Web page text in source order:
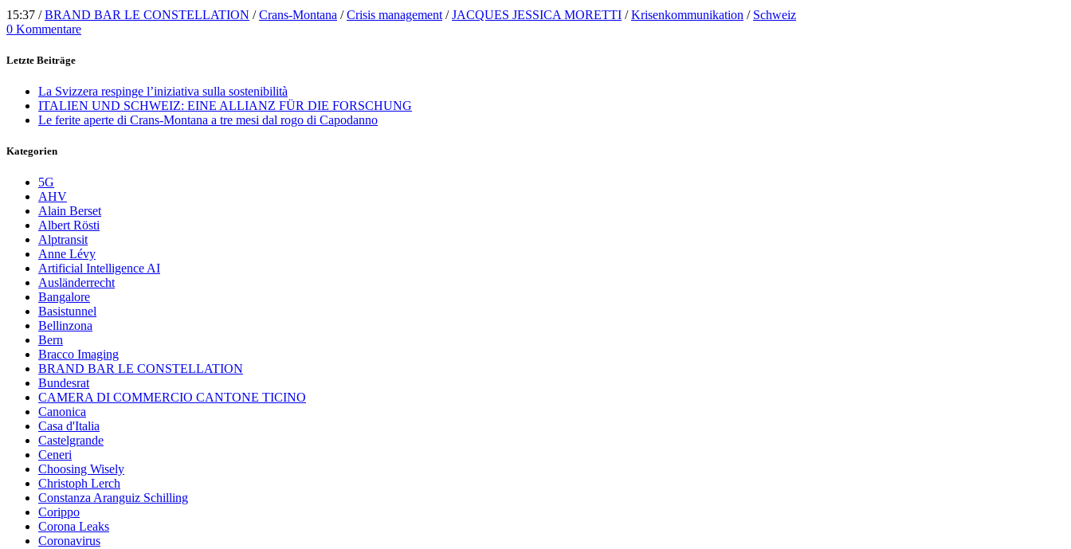
15:37 /BRAND BAR LE CONSTELLATION /Crans-Montana /Crisis management /JACQUES JESSICA MORETTI /Krisenkommunikation / Schweiz
0 Kommentare
Letzte Beiträge
La Svizzera respinge l’iniziativa sulla sostenibilità
ITALIEN UND SCHWEIZ: EINE ALLIANZ FÜR DIE FORSCHUNG
Le ferite aperte di Crans-Montana a tre mesi dal rogo di Capodanno
Kategorien
5G
AHV
Alain Berset
Albert Rösti
Alptransit
Anne Lévy
Artificial Intelligence AI
Ausländerrecht
Bangalore
Basistunnel
Bellinzona
Bern
Bracco Imaging
BRAND BAR LE CONSTELLATION
Bundesrat
CAMERA DI COMMERCIO CANTONE TICINO
Canonica
Casa d'Italia
Castelgrande
Ceneri
Choosing Wisely
Christoph Lerch
Constanza Aranguiz Schilling
Corippo
Corona Leaks
Coronavirus